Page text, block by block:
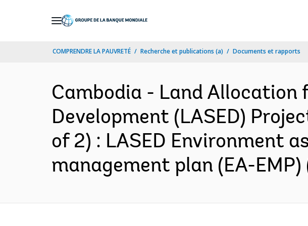
COMPRENDRE LA PAUVRETÉ Recherche et publications (a) Documents et rapports
Cambodia - Land Allocation
Development (LASED)
of 2) : LASED Environment
management plan (EA-EMP)